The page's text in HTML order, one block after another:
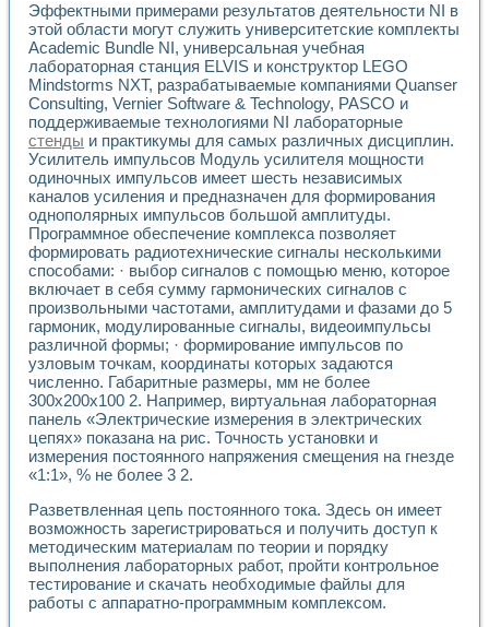
Разработка виртуальной лабораторной работы
Виртуальные практикумы по электротехнике в среде
Из опыта внедрения в рамках национального проекта
Исследование эффективности решателей
Опыт разработки LabVIEW лабораторных практикумов
Проблемы повышения качества образования и
Развитие LabVIEW лабораторного практикума по
Разработка виртуальной лаборатории по электротехнике
Усовершенствованные алгоритмы частотного анализа
Об опыте работы учебного центра «Технологии
Технологии NI в магистерской программе «Прикладная
Система диагностики двигателей постоянного тока
Автоматизированный стенд формирования
Лабораторный практикум по курсу ИИС на базе
Партнеры
Академические и отраслевые институты
Учебные заведения
Бизнес
Контакты
Эффектными примерами результатов деятельности NI в
этой области могут служить университетские комплекты
Academic Bundle NI, универсальная учебная
лабораторная станция ELVIS и конструктор LEGO
Mindstorms NXT, разрабатываемые компаниями Quanser
Consulting, Vernier Software & Technology, PASCO и
поддерживаемые технологиями NI лабораторные
стенды и практикумы для самых различных дисциплин.
Усилитель импульсов Модуль усилителя мощности
одиночных импульсов имеет шесть независимых
каналов усиления и предназначен для формирования
однополярных импульсов большой амплитуды.
Программное обеспечение комплекса позволяет
формировать радиотехнические сигналы несколькими
способами: · выбор сигналов с помощью меню, которое
включает в себя сумму гармонических сигналов с
произвольными частотами, амплитудами и фазами до 5
гармоник, модулированные сигналы, видеоимпульсы
различной формы; · формирование импульсов по
узловым точкам, координаты которых задаются
численно. Габаритные размеры, мм не более
300х200х100 2. Например, виртуальная лабораторная
панель «Электрические измерения в электрических
цепях» показана на рис. Точность установки и
измерения постоянного напряжения смещения на гнезде
«1:1», % не более 3 2.
Разветвленная цепь постоянного тока. Здесь он имеет
возможность зарегистрироваться и получить доступ к
методическим материалам по теории и порядку
выполнения лабораторных работ, пройти контрольное
тестирование и скачать необходимые файлы для
работы с аппаратно-программным комплексом.